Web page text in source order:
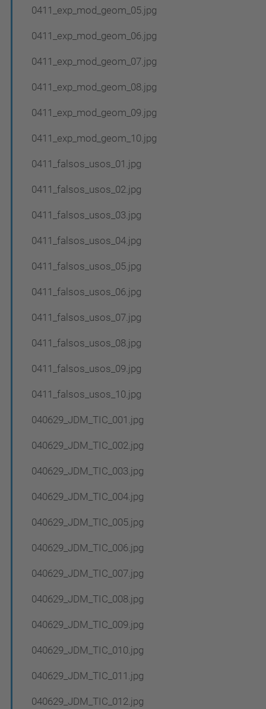
0411_exp_mod_geom_05.jpg
0411_exp_mod_geom_06.jpg
0411_exp_mod_geom_07.jpg
0411_exp_mod_geom_08.jpg
0411_exp_mod_geom_09.jpg
0411_exp_mod_geom_10.jpg
0411_falsos_usos_01.jpg
0411_falsos_usos_02.jpg
0411_falsos_usos_03.jpg
0411_falsos_usos_04.jpg
0411_falsos_usos_05.jpg
0411_falsos_usos_06.jpg
0411_falsos_usos_07.jpg
0411_falsos_usos_08.jpg
0411_falsos_usos_09.jpg
0411_falsos_usos_10.jpg
040629_JDM_TIC_001.jpg
040629_JDM_TIC_002.jpg
040629_JDM_TIC_003.jpg
040629_JDM_TIC_004.jpg
040629_JDM_TIC_005.jpg
040629_JDM_TIC_006.jpg
040629_JDM_TIC_007.jpg
040629_JDM_TIC_008.jpg
040629_JDM_TIC_009.jpg
040629_JDM_TIC_010.jpg
040629_JDM_TIC_011.jpg
040629_JDM_TIC_012.jpg